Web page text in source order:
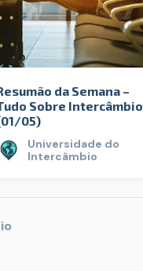
da Semana –
Sobre Intercâmbio
05)
Universidade do
Intercâmbio